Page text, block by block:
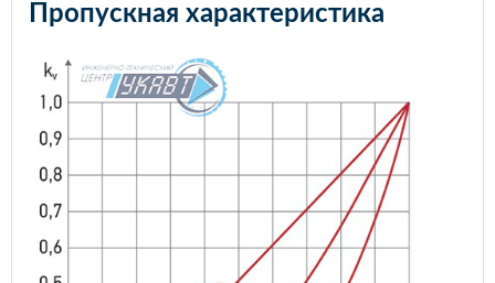
Пропускная характеристика